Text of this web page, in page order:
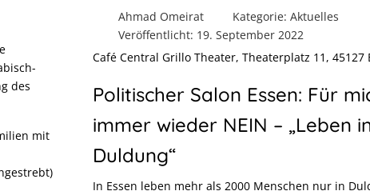
des
mit
Ahmad Omeirat Kategorie: Aktuelles
Veröffentlicht: 19. September 2022
Café Central Grillo Theater, Theaterplatz 11, 45127
Politischer Salon Essen: Für
immer wieder NEIN – „Leben
Duldung“
In Essen leben mehr als 2000 Menschen nur in